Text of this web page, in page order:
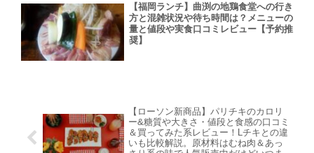
【福岡ランチ】曲渕の地鶏食堂への行き
方と混雑状況や待ち時間は？メニューの
量と値段や実食口コミレビュー【予約推
奨】
【ローソン新商品】パリチキのカロリ
ー&糖質や大きさ・値段と食感の口コミ
＆買ってみた系レビュー！Lチキとの違
いも比較解説。原材料はむね肉＆あっ